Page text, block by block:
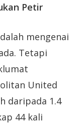
Petir
mengenai
Tetapi
United
daripada 1.4
44 kali